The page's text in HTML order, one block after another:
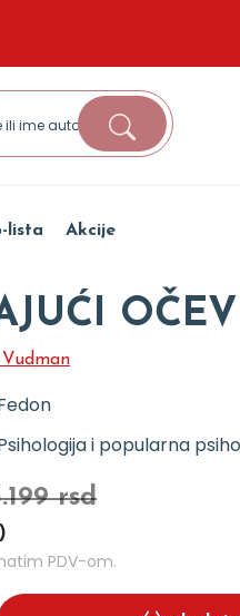
lista Akcije
i popularna
rsd
PDV-om.